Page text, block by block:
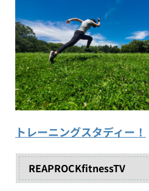
トレーニングスタディー！
REAPROCKfitnessTV